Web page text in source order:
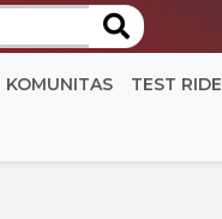
KOMUNITAS TEST RIDE